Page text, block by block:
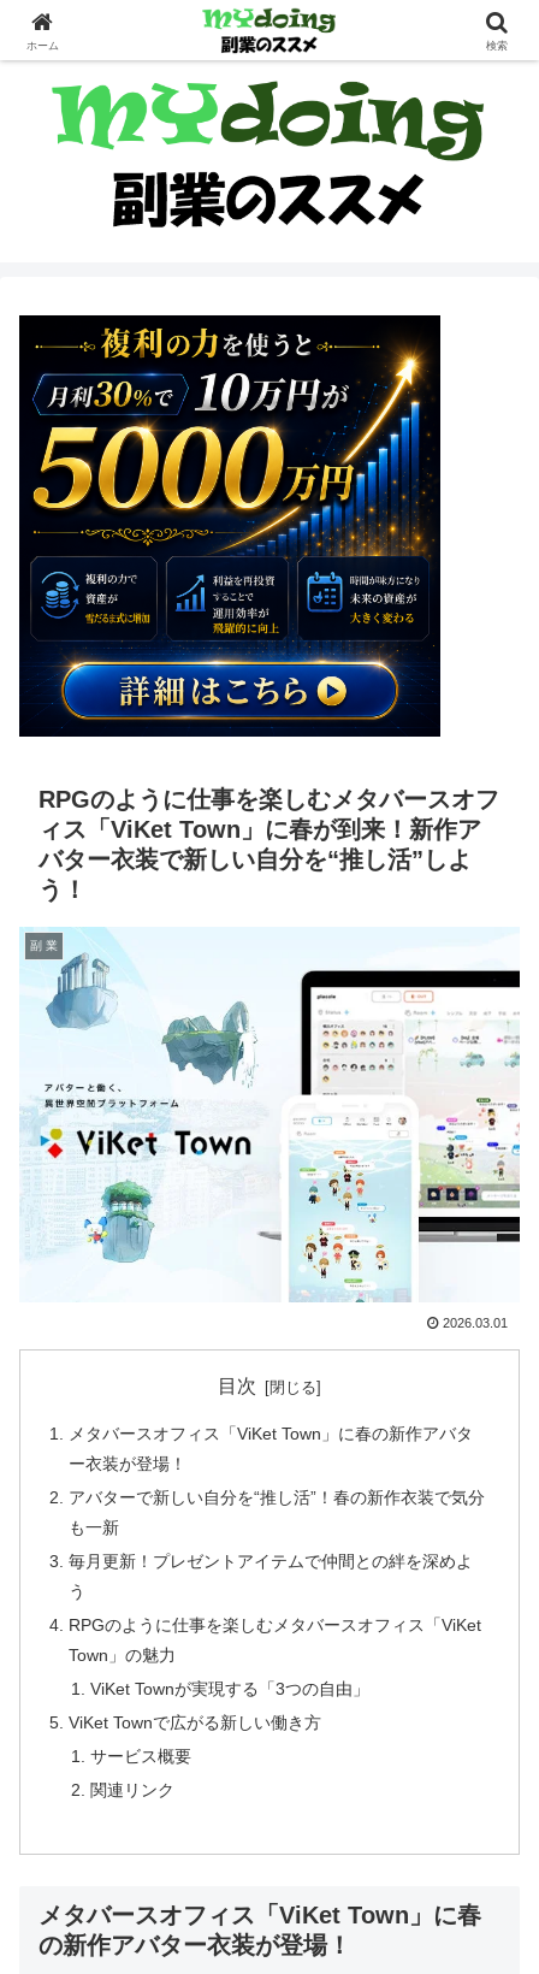
副業界隈
RPGのように仕事を楽しむメタバースオフ
ィス「ViKet Town」に春が到来！新作ア
バター衣装で新しい自分を“推し活”しよ
う！
副 業
2026.03.01
目次
メタバースオフィス「ViKet Town」に春の新作アバタ
ー衣装が登場！
アバターで新しい自分を“推し活”！春の新作衣装で気分
も一新
毎月更新！プレゼントアイテムで仲間との絆を深めよ
う
RPGのように仕事を楽しむメタバースオフィス「ViKet
Town」の魅力
ViKet Townが実現する「3つの自由」
ViKet Townで広がる新しい働き方
サービス概要
関連リンク
メタバースオフィス「ViKet Town」に春
の新作アバター衣装が登場！
ホーム 検索